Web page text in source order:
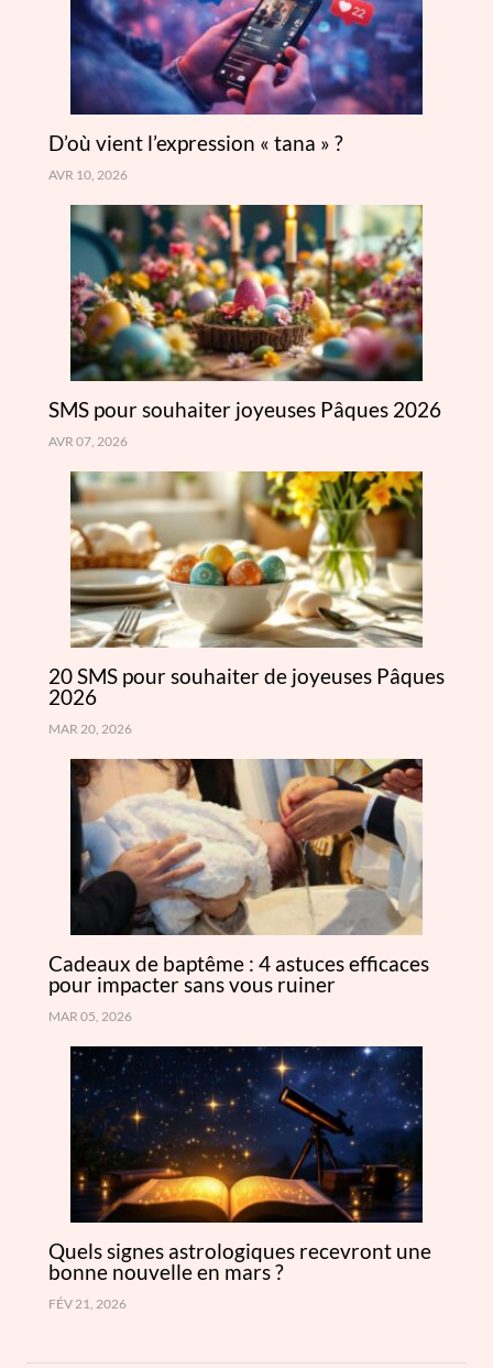
D’où vient l’expression « tana » ?
AVR 10, 2026
SMS pour souhaiter joyeuses Pâques 2026
AVR 07, 2026
20 SMS pour souhaiter de joyeuses Pâques
2026
MAR 20, 2026
Cadeaux de baptême : 4 astuces efficaces
pour impacter sans vous ruiner
MAR 05, 2026
Quels signes astrologiques recevront une
bonne nouvelle en mars ?
FÉV 21, 2026